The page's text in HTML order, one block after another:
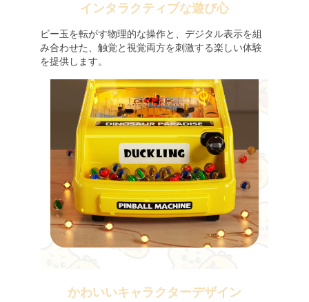
インタラクティブな遊び心
ビー玉を転がす物理的な操作と、デジタル表示を組
み合わせた、触覚と視覚両方を刺激する楽しい体験
を提供します。
かわいいキャラクターデザイン